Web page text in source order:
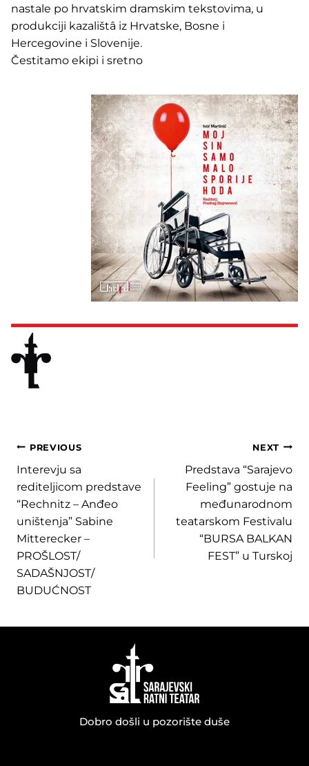
nastale po hrvatskim dramskim tekstovima, u
produkciji kazalištâ iz Hrvatske, Bosne i
Hercegovine i Slovenije.
Čestitamo ekipi i sretno
Post
navigation
PREVIOUS
Interevju sa
rediteljicom predstave
“Rechnitz – Anđeo
uništenja” Sabine
Mitterecker –
PROŠLOST/
SADAŠNJOST/
BUDUĆNOST
NEXT
Predstava “Sarajevo
Feeling” gostuje na
međunarodnom
teatarskom Festivalu
“BURSA BALKAN
FEST” u Turskoj
Dobro došli u pozorište duše